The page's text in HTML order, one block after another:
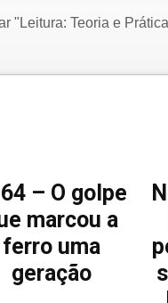
"Leitura: Teoria e
– O golpe
marcou a
ferro uma
geração